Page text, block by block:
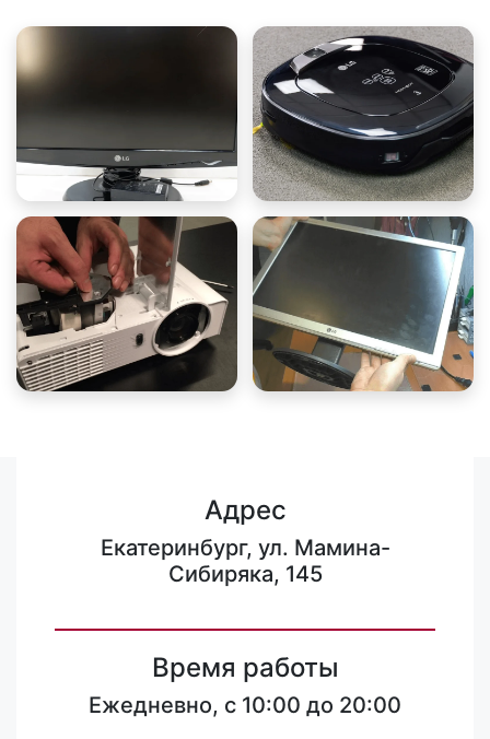
Адрес
Екатеринбург, ул. Мамина-
Сибиряка, 145
Время работы
Ежедневно, с 10:00 до 20:00